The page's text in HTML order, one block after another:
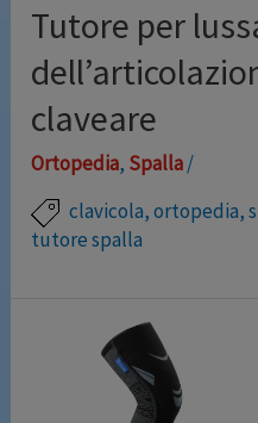
Tutore per
claveare
Ortopedia, Spalla/
clavicola,ortopedia,
tutore spalla
spingere la clavicola verso
l’alto, riallineando
clavicolare anatomica,